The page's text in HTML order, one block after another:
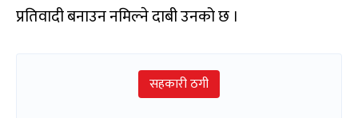
प्रतिवादी बनाउन नमिल्ने दाबी उनको छ ।
सहकारी ठगी